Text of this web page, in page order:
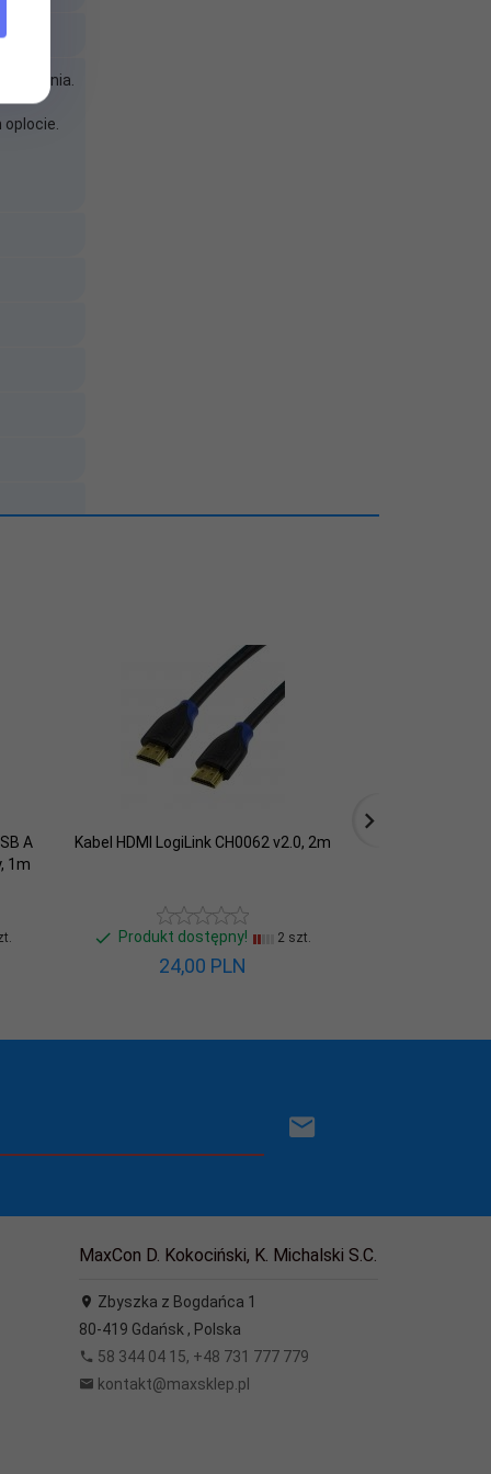
oplocie.
A
1m
Kabel HDMI LogiLink CH0062 v2.0, 2m
Produkt dostępny! 2 szt.
24,00 PLN
MaxCon D. Kokociński, K. Michalski S.C.
Zbyszka z Bogdańca 1
80-419 Gdańsk , Polska
58 344 04 15, +48 731 777 779
kontakt@maxsklep.pl